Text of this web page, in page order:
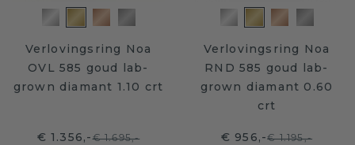
Verlovingsring Noa
OVL 585 goud lab-
grown diamant 1.10 crt
€ 1.356,-€ 1.695,-
Verlovingsring Noa
RND 585 goud lab-
grown diamant 0.60
crt
€ 956,-€ 1.195,-